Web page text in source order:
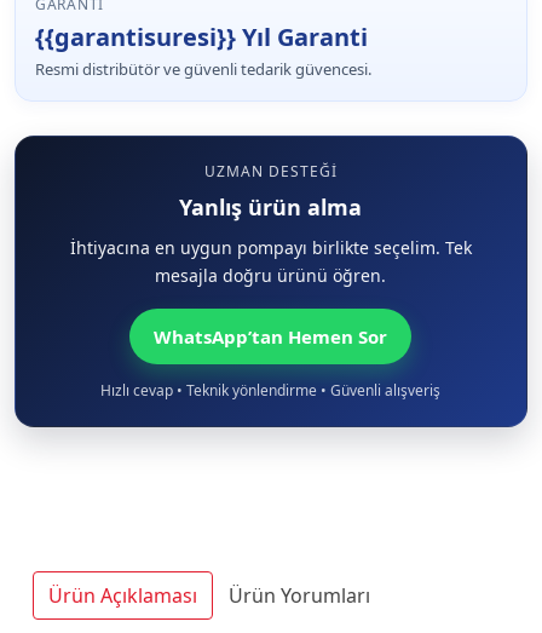
GARANTI
{{garantisuresi}} Yıl Garanti
Resmi distribütör ve güvenli tedarik güvencesi.
UZMAN DESTEĞI
Yanlış ürün alma
İhtiyacına en uygun pompayı birlikte seçelim. Tek
mesajla doğru ürünü öğren.
WhatsApp’tan Hemen Sor
Hızlı cevap • Teknik yönlendirme • Güvenli alışveriş
Ürün Açıklaması Ürün Yorumları